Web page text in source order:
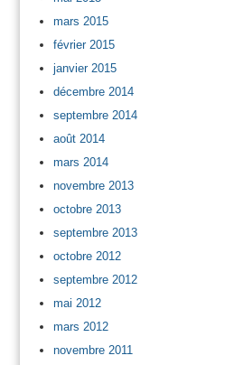
mars 2015
février 2015
janvier 2015
décembre 2014
septembre 2014
août 2014
mars 2014
novembre 2013
octobre 2013
septembre 2013
octobre 2012
septembre 2012
mai 2012
mars 2012
novembre 2011